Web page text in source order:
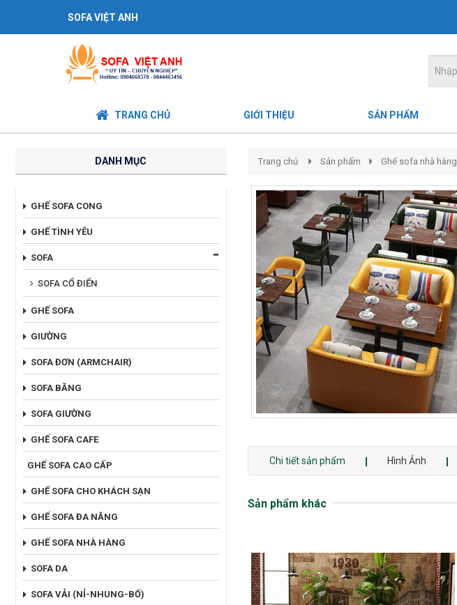
SOFA VIỆT ANH
TRANG CHỦ GIỚI THIỆU SẢN PHẨM
DANH MỤC
GHẾ SOFA CONG
GHẾ TÌNH YÊU
SOFA
SOFA CỔ ĐIỂN
GHẾ SOFA
GIƯỜNG
SOFA ĐƠN (ARMCHAIR)
SOFA BĂNG
SOFA GIƯỜNG
GHẾ SOFA CAFE
GHẾ SOFA CAO CẤP
GHẾ SOFA CHO KHÁCH SẠN
GHẾ SOFA ĐA NĂNG
GHẾ SOFA NHÀ HÀNG
SOFA DA
SOFA VẢI (NỈ-NHUNG-BỐ)
Trang chủ Sản phẩm Ghế sofa nhà hàng
Chi tiết sản phẩm Hình Ảnh
Sản phẩm khác